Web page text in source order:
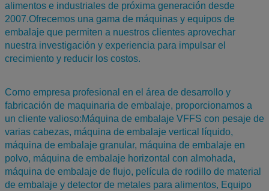
alimentos e industriales de próxima generación desde
2007.Ofrecemos una gama de máquinas y equipos de
embalaje que permiten a nuestros clientes aprovechar
nuestra investigación y experiencia para impulsar el
crecimiento y reducir los costos.
Como empresa profesional en el área de desarrollo y
fabricación de maquinaria de embalaje, proporcionamos a
un cliente valioso:Máquina de embalaje VFFS con pesaje de
varias cabezas, máquina de embalaje vertical líquido,
máquina de embalaje granular, máquina de embalaje en
polvo, máquina de embalaje horizontal con almohada,
máquina de embalaje de flujo, película de rodillo de material
de embalaje y detector de metales para alimentos, Equipo